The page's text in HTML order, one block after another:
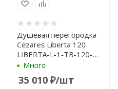
Душевая перегородка
Cezares Liberta 120
LIBERTA-L-1-TB-120-
BR-NERO профиль
Черный матовый
стекло бронзовое
Много
35 010₽/шт